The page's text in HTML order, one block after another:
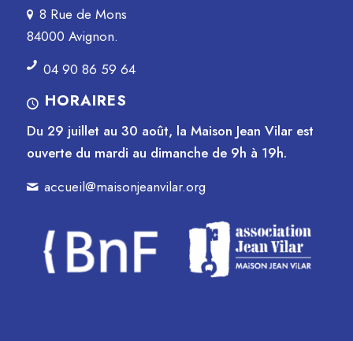
8 Rue de Mons
84000 Avignon.
04 90 86 59 64
HORAIRES
Du 29 juillet au 30 août, la Maison Jean Vilar est
ouverte du mardi au dimanche de 9h à 19h.
accueil@maisonjeanvilar.org